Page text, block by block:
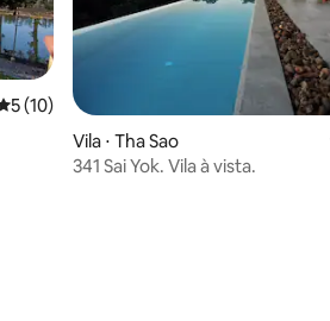
de uma avaliação média de 5, 10
5 (10)
Vila ⋅ Tha Sao
341 Sai Yok. Vila à vista.